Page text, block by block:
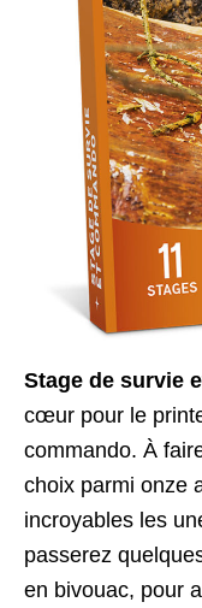
Stage de survie
cœur pour le
commando. À
choix parmi onze
incroyables les
passerez
en bivouac, pour